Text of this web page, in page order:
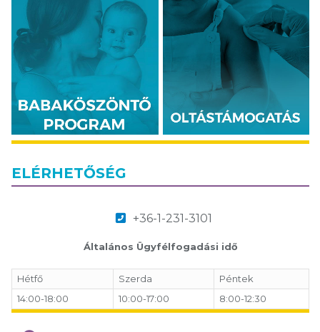
ELÉRHETŐSÉG
+36-1-231-3101
Általános Ügyfélfogadási idő
Hétfő Szerda
Péntek
14:00-18:00
10:00-17:00 8:00-12:30